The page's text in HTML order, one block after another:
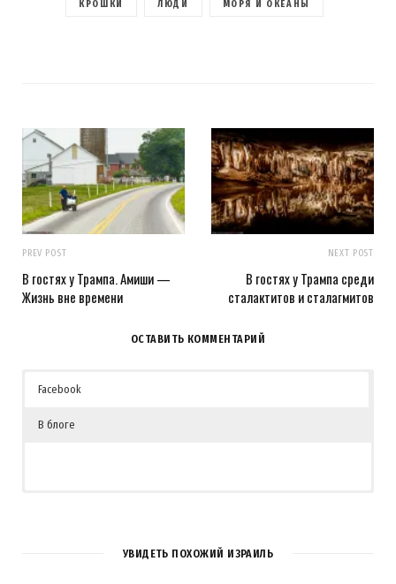
КРОШКИ ЛЮДИ МОРЯ И ОКЕАНЫ
PREV POST
В гостях у Трампа. Амиши —
Жизнь вне времени
NEXT POST
В гостях у Трампа среди
сталактитов и сталагмитов
ОСТАВИТЬ КОММЕНТАРИЙ
Facebook
В блоге
УВИДЕТЬ ПОХОЖИЙ ИЗРАИЛЬ